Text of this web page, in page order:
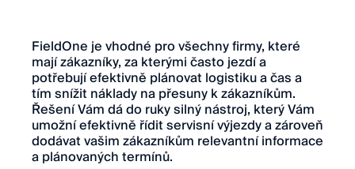
FieldOne je vhodné pro všechny firmy, které
mají zákazníky, za kterými často jezdí a
potřebují efektivně plánovat logistiku a čas a
tím snížit náklady na přesuny k zákazníkům.
Řešení Vám dá do ruky silný nástroj, který Vám
umožní efektivně řídit servisní výjezdy a zároveň
dodávat vašim zákazníkům relevantní informace
a plánovaných termínů.